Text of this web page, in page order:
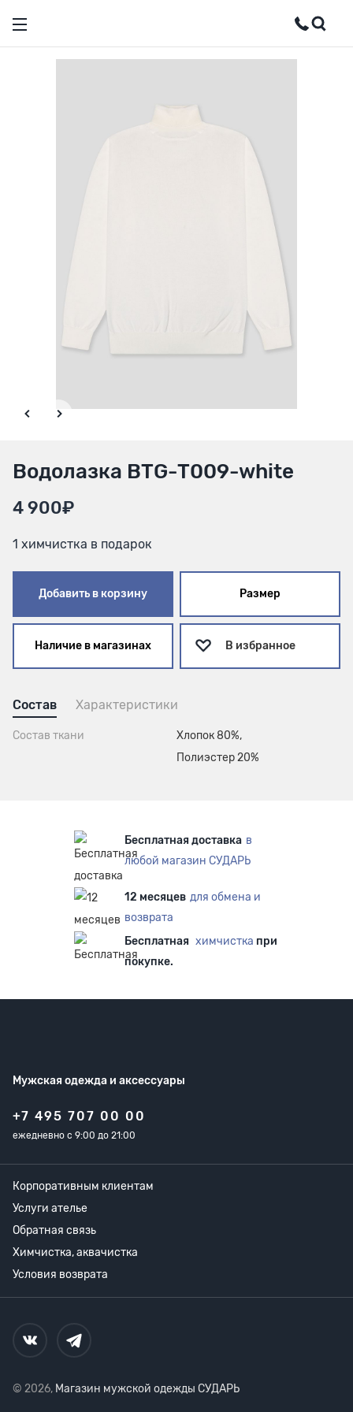
Водолазка BTG-Т009-white
4 900₽
1 химчистка в подарок
Добавить в корзину Размер
Наличие в магазинах В избранное
Состав Характеристики
Состав ткани
Хлопок 80%,
Полиэстер 20%
Бесплатная доставка в
любой магазин СУДАРЬ
12 месяцев для обмена и
возврата
Бесплатная химчистка при
покупке.
Мужская одежда и аксессуары
+7 495 707 00 00
ежедневно с 9:00 до 21:00
Корпоративным клиентам
Услуги ателье
Обратная связь
Химчистка, аквачистка
Условия возврата
© 2026, Магазин мужской одежды СУДАРЬ